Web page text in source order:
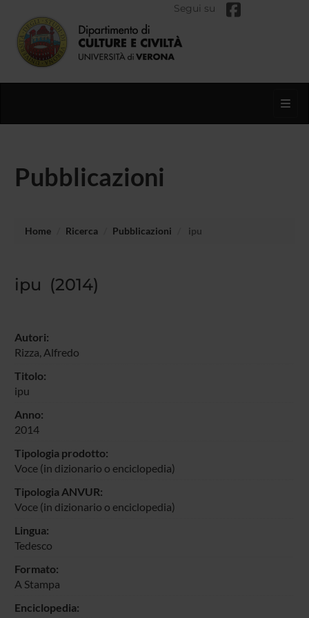
Segui su
Pubblicazioni
Home Ricerca Pubblicazioni ipu
ipu (2014)
Autori:
Rizza, Alfredo
Titolo:
ipu
Anno:
2014
Tipologia prodotto:
Voce (in dizionario o enciclopedia)
Tipologia ANVUR:
Voce (in dizionario o enciclopedia)
Lingua:
Tedesco
Formato:
A Stampa
Enciclopedia: